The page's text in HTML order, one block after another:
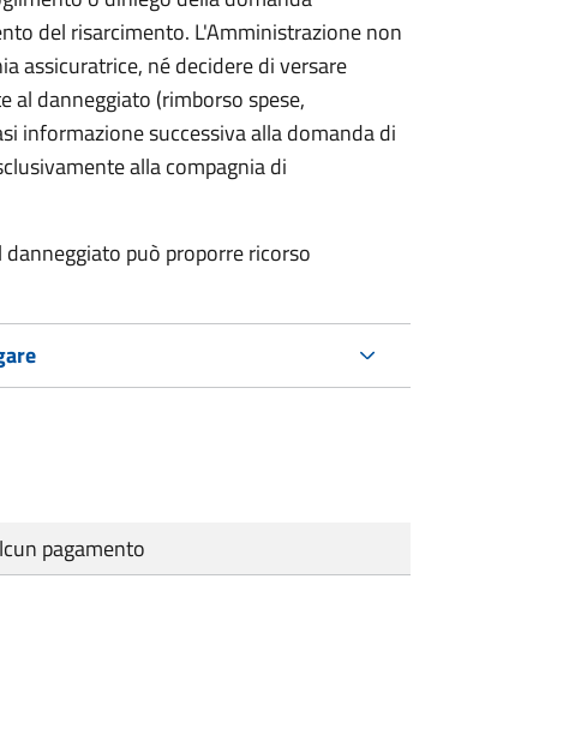
del risarcimento. L'Amministrazione non
assicuratrice, né decidere di versare
danneggiato (rimborso spese,
informazione successiva alla domanda di
alla compagnia di
può proporre ricorso
pagamento